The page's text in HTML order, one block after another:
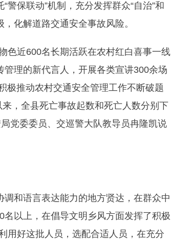
保联动”机制，充分发挥群众“自治”和
化解道路交通安全事故风险。
色近600名长期活跃在农村红白喜事一线
管理的新代言人，开展各类宣讲300余场
极推动农村交通安全管理工作不断破题
，全县死亡事故起数和死亡人数分别下
党委委员、交巡警大队教导员冉隆凯说
和语言表达能力的地方贤达，在群众中
以上，在倡导文明乡风方面发挥了积极
用好这批人员，选配合适人员，在充分